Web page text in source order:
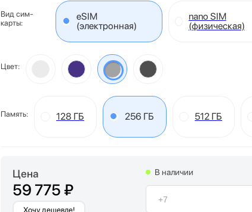
Вид сим-
карты:
eSIM
(электронная)
nano SIM
(физическая)
Цвет:
Память: 128 ГБ 256 ГБ 512 ГБ
Цена
59 775 ₽
Хочу дешевле!
В наличии